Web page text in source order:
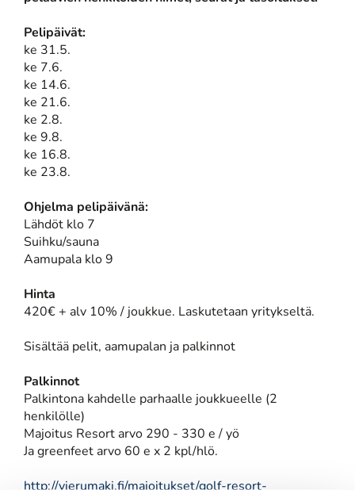
Pelipäivät:
ke 31.5.
ke 7.6.
ke 14.6.
ke 21.6.
ke 2.8.
ke 9.8.
ke 16.8.
ke 23.8.
Ohjelma pelipäivänä:
Lähdöt klo 7
Suihku/sauna
Aamupala klo 9
Hinta
420€ + alv 10% / joukkue. Laskutetaan yritykseltä.
Sisältää pelit, aamupalan ja palkinnot
Palkinnot
Palkintona kahdelle parhaalle joukkueelle (2
henkilölle)
Majoitus Resort arvo 290 - 330 e / yö
Ja greenfeet arvo 60 e x 2 kpl/hlö.
http://vierumaki.fi/majoitukset/golf-resort-